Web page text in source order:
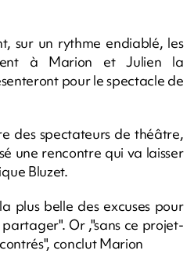
sur un rythme endiablé, les
à Marion et Julien la
pour le spectacle de
des spectateurs de théâtre,
une rencontre qui va laisser
Bluzet.
plus belle des excuses pour
Or ,"sans ce projet-
conclut Marion